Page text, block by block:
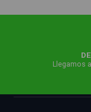
Llegamos